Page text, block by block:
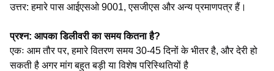
उत्तर: हमारे पास आईएसओ 9001, एसजीएस और अन्य प्रमाणपत्र हैं।
प्रश्न: आपका डिलीवरी का समय कितना है?
एकः आम तौर पर, हमारे वितरण समय 30-45 दिनों के भीतर है, और देरी हो
सकती है अगर मांग बहुत बड़ी या विशेष परिस्थितियों है